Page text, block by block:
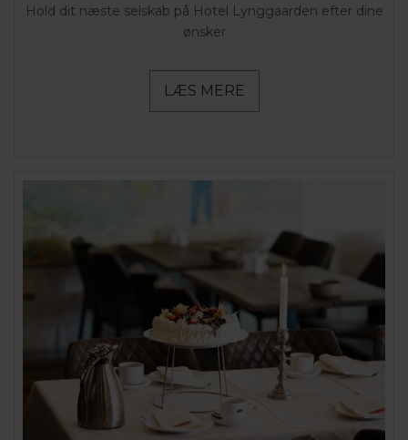
Hold dit næste selskab på Hotel Lynggaarden efter dine
ønsker
LÆS MERE